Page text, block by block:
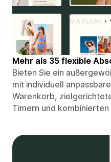
Mehr als 35 flexible
Bieten Sie ein
mit individuell
Warenkorb,
Timern und